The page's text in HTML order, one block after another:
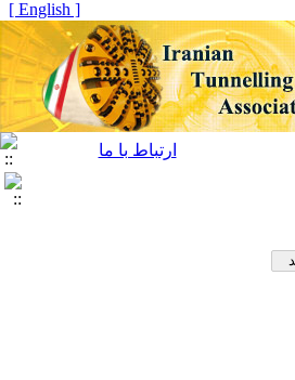
[ English ]
ارتباط با ما